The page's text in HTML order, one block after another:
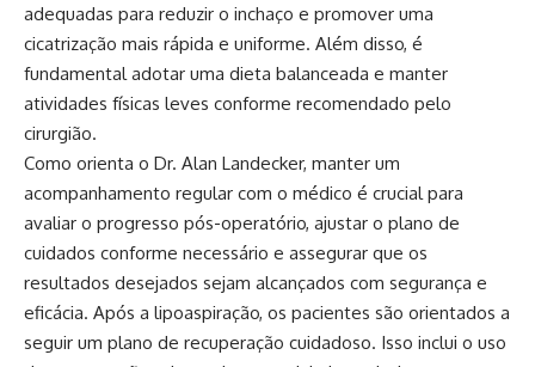
adequadas para reduzir o inchaço e promover uma
cicatrização mais rápida e uniforme. Além disso, é
fundamental adotar uma dieta balanceada e manter
atividades físicas leves conforme recomendado pelo
cirurgião.
Como orienta o Dr. Alan Landecker, manter um
acompanhamento regular com o médico é crucial para
avaliar o progresso pós-operatório, ajustar o plano de
cuidados conforme necessário e assegurar que os
resultados desejados sejam alcançados com segurança e
eficácia. Após a lipoaspiração, os pacientes são orientados a
seguir um plano de recuperação cuidadoso. Isso inclui o uso